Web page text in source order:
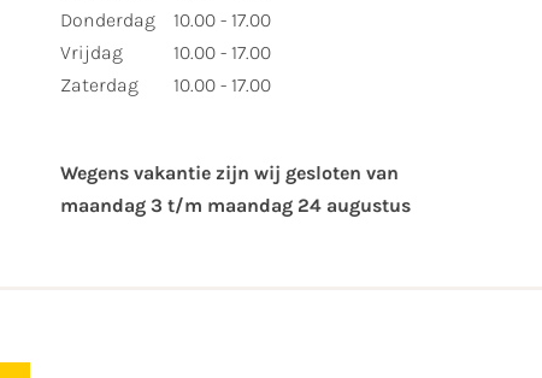
Donderdag
Vrijdag
Zaterdag
10.00 - 17.00
10.00 - 17.00
10.00 - 17.00
Wegens vakantie zijn wij gesloten van ​
maandag 3 t/m maandag 24 augustus